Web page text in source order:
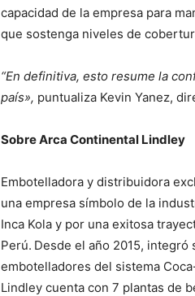
capacidad de la empresa para
que sostenga niveles de
“En definitiva, esto resume la
país», puntualiza Kevin Yanez,
Sobre Arca Continental Lindley
Embotelladora y distribuidora
una empresa símbolo de la
Inca Kola y por una exitosa
Perú. Desde el año 2015,
embotelladores del sistema
Lindley cuenta con 7 plantas de